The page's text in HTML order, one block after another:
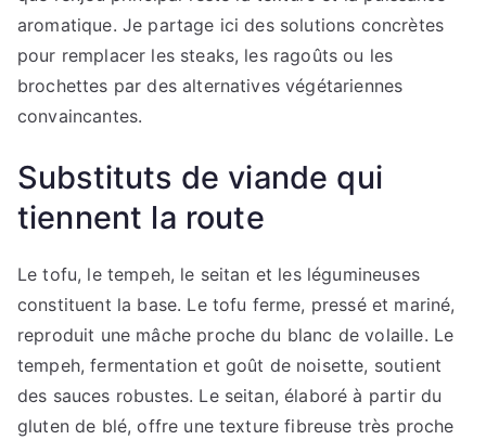
aromatique. Je partage ici des solutions concrètes
pour remplacer les steaks, les ragoûts ou les
brochettes par des alternatives végétariennes
convaincantes.
Substituts de viande qui
tiennent la route
Le tofu, le tempeh, le seitan et les légumineuses
constituent la base. Le tofu ferme, pressé et mariné,
reproduit une mâche proche du blanc de volaille. Le
tempeh, fermentation et goût de noisette, soutient
des sauces robustes. Le seitan, élaboré à partir du
gluten de blé, offre une texture fibreuse très proche